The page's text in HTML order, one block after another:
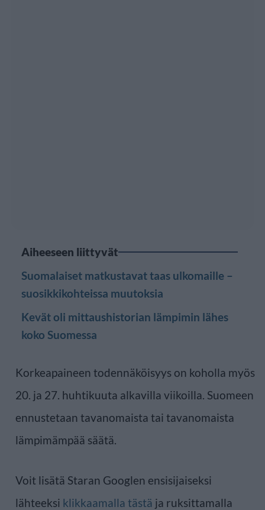
Aiheeseen liittyvät
Suomalaiset matkustavat taas ulkomaille –
suosikkikohteissa muutoksia
Kevät oli mittaushistorian lämpimin lähes
koko Suomessa
Korkeapaineen todennäköisyys on koholla myös
20. ja 27. huhtikuuta alkavilla viikoilla. Suomeen
ennustetaan tavanomaista tai tavanomaista
lämpimämpää säätä.
Voit lisätä Staran Googlen ensisijaiseksi
lähteeksi klikkaamalla tästä ja ruksittamalla